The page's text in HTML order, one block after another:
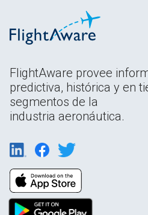
FlightAware provee
predictiva, histórica y en
segmentos de la
industria aeronáutica.